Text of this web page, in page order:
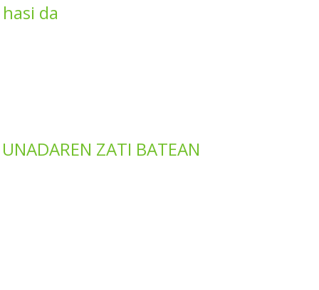
da
ZATI BATEAN